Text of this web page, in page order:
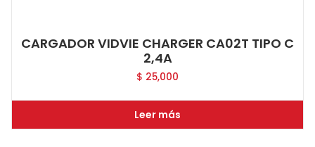
CARGADOR VIDVIE CHARGER CA02T TIPO C
2,4A
$ 25,000
Leer más